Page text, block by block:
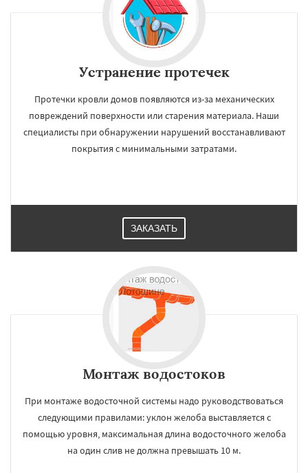
Менделеевск
Михнево
Нахабино Некрасовское
Обухово
Правдинский
Решетниково Родники Свердловск
Северный Софрино Томилино Тучково
Уваровка Удельная Фосфоритный
Хорлово Черкизово Черусти
Устранение протечек
Протечки кровли домов появляются из-за механических
повреждений поверхности или старения материала. Наши
специалисты при обнаружении нарушений восстанавливают
покрытия с минимальными затратами.
ЗАКАЗАТЬ
Монтаж водостоков
При монтаже водосточной системы надо руководствоваться
следующими правилами: уклон желоба выставляется с
помощью уровня, максимальная длина водосточного желоба
на один слив не должна превышать 10 м.
УЗНАТЬ ПОДРОБНЕЕ
Даю согласие на обработку персональных данных